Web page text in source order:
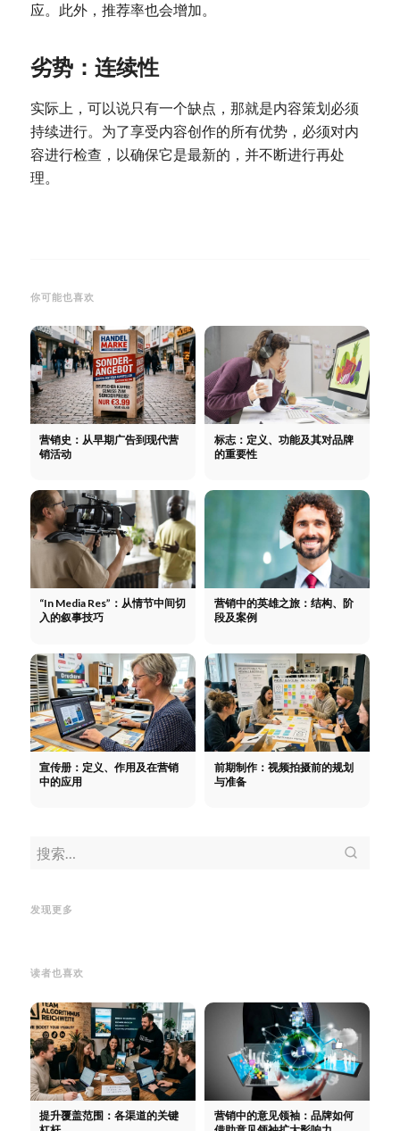
应。此外，推荐率也会增加。
劣势：连续性
实际上，可以说只有一个缺点，那就是内容策划必须
持续进行。为了享受内容创作的所有优势，必须对内
容进行检查，以确保它是最新的，并不断进行再处
理。
你可能也喜欢
营销史：从早期广告到现代营
销活动
标志：定义、功能及其对品牌
的重要性
“In Media Res”：从情节中间切
入的叙事技巧
营销中的英雄之旅：结构、阶
段及案例
宣传册：定义、作用及在营销
中的应用
前期制作：视频拍摄前的规划
与准备
发现更多
任务后期制作：视频拍摄后的流
读者也喜欢
提升覆盖范围：各渠道的关键
营销中的意见领袖：品牌如何